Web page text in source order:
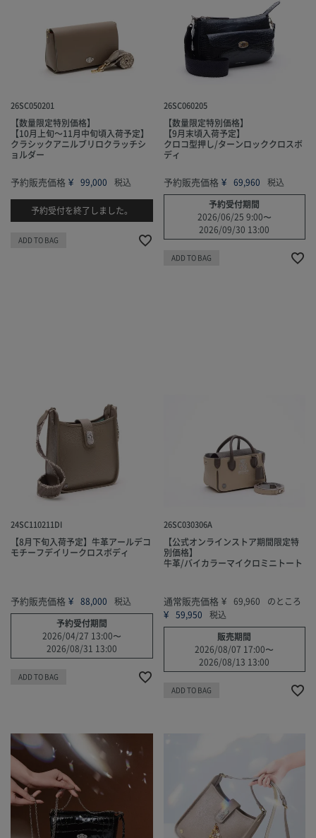
26SC050201
【数量限定特別価格】
【10月上旬～11月中旬頃入荷予定】
クラシックアニルブリロクラッチシ
ョルダー
予約販売価格 ¥ 99,000 税込
予約受付を終了しました。
ADD TO BAG
26SC060205
【数量限定特別価格】
【9月末頃入荷予定】
クロコ型押し/ターンロッククロスボ
ディ
予約販売価格 ¥ 69,960
税込
予約受付期間
2026/06/25 9:00〜
2026/09/30 13:00
ADD TO BAG
24SC110211DI
【8月下旬入荷予定】牛革アールデコ
モチーフデイリークロスボディ
予約販売価格 ¥ 88,000
税込
予約受付期間
2026/04/27 13:00〜
2026/08/31 13:00
ADD TO BAG
26SC030306A
【公式オンラインストア期間限定特
別価格】
牛革/バイカラーマイクロミニトート
通常販売価格 ¥ 69,960 のところ
¥ 59,950
税込
販売期間
2026/08/07 17:00〜
2026/08/13 13:00
ADD TO BAG